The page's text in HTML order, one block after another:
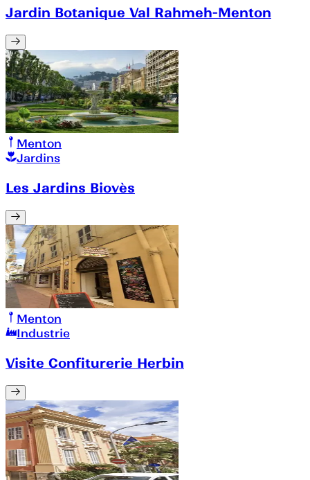
Jardin Botanique Val Rahmeh-Menton
Menton
Jardins
Les Jardins Biovès
Menton
Industrie
Visite Confiturerie Herbin